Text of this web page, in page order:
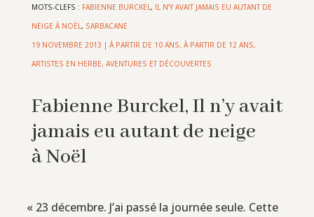
MOTS-CLEFS : FABIENNE BURCKEL , IL N’Y AVAIT JAMAIS EU AUTANT DE
NEIGE À NOËL , SARBACANE
19 NOVEMBRE 2013 | À PARTIR DE 10 ANS, À PARTIR DE 12 ANS,
ARTISTES EN HERBE, AVENTURES ET DÉCOUVERTES
Fabienne Burckel, Il n’y avait
jamais eu autant de neige
à Noël
« 23 décembre. J’ai passé la journée seule. Cette